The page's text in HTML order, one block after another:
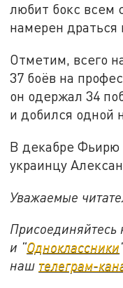
любит бокс всем
намерен драться
Отметим, всего
37 боёв на
он одержал 34
и добился одной
В декабре Фьирю
украинцу
Уважаемые
Присоединяйтесь
и "Одноклассники
наш телеграм-